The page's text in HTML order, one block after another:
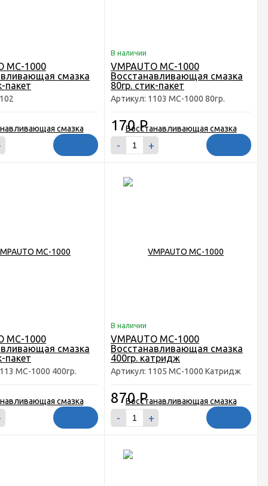
MC-1000
смазка
пакет
В наличии
VMPAUTO MC-1000
Восстанавливающая смазка
80гр. стик-пакет
Артикул: 1103 MC-1000 80гр.
170Р
- +
MC-1000
смазка
пакет
MC-1000 400гр.
В наличии
VMPAUTO MC-1000
Восстанавливающая смазка
400гр. катридж
Артикул: 1105 MC-1000 Катридж
870Р
- +